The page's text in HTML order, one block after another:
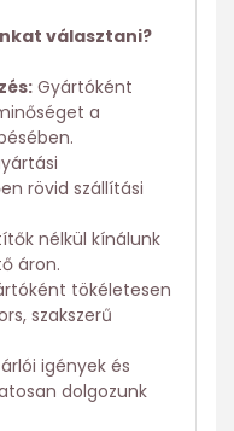
választani?
Gyártóként
a
rövid szállítási
nélkül kínálunk
áron.
tökéletesen
szakszerű
igények és
dolgozunk